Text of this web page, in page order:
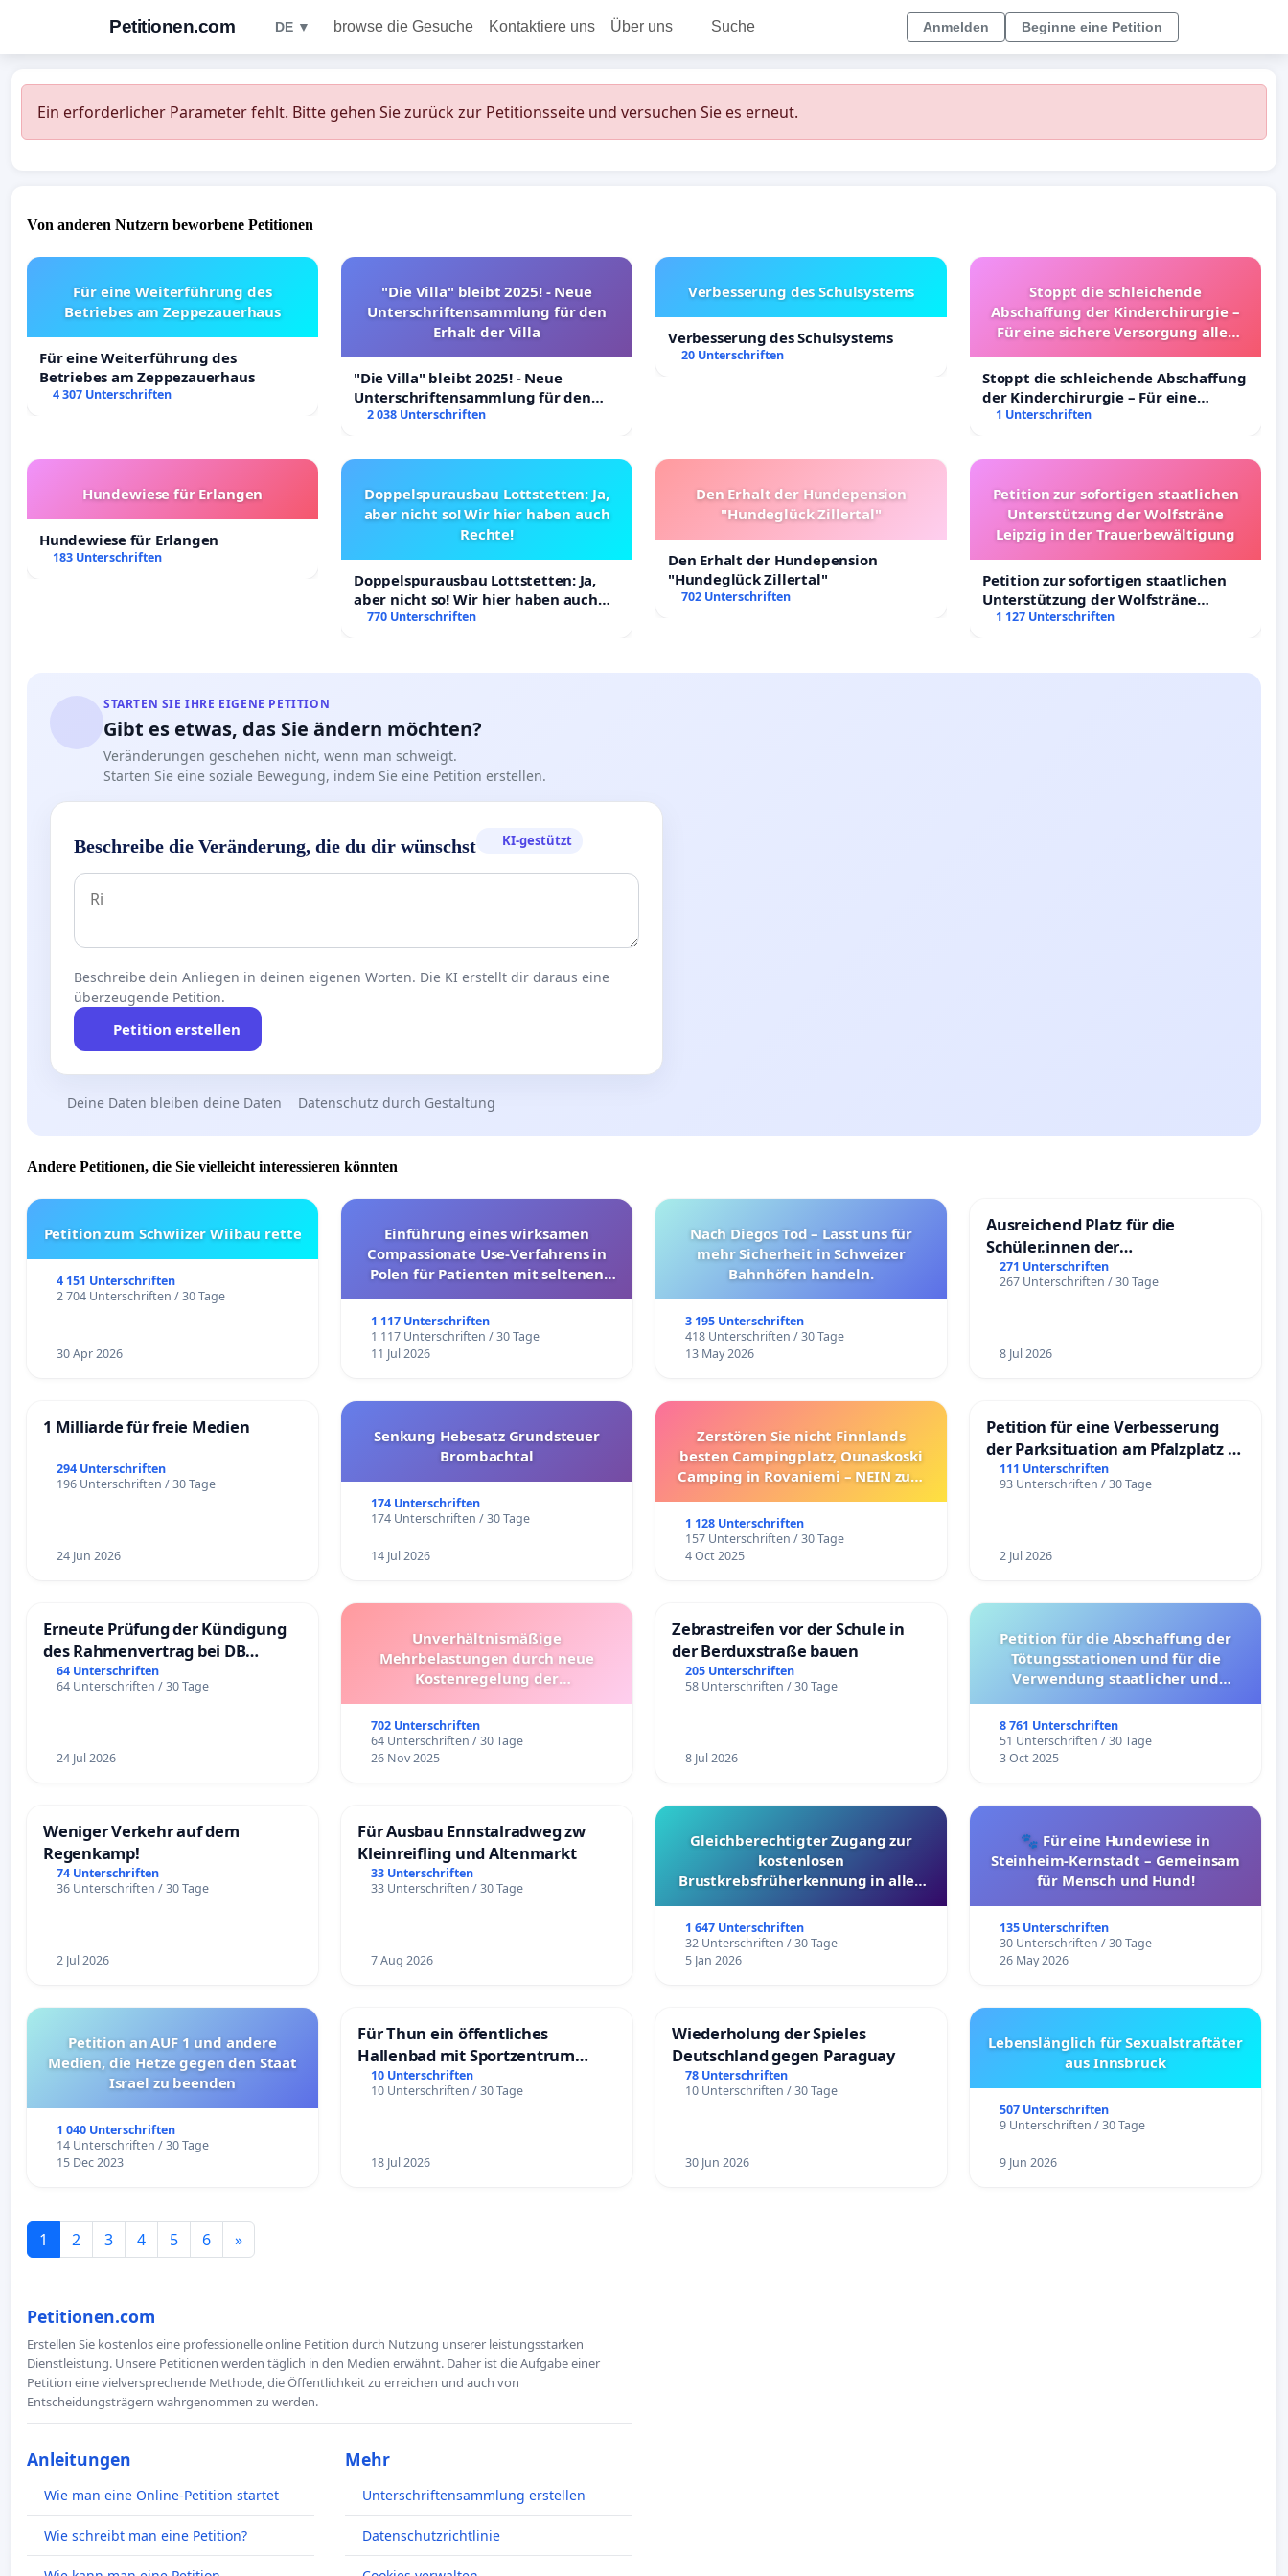
Petitionen.com DE ▼ browse die Gesuche Kontaktiere uns Über uns Suche Anmelden Beginne eine Petition
Ein erforderlicher Parameter fehlt. Bitte gehen Sie zurück zur Petitionsseite und versuchen Sie es erneut.
Von anderen Nutzern beworbene Petitionen
Für eine Weiterführung des
Betriebes am Zeppezauerhaus
Für eine Weiterführung des
Betriebes am Zeppezauerhaus
4 307 Unterschriften
"Die Villa" bleibt 2025! - Neue
Unterschriftensammlung für den
Erhalt der Villa
"Die Villa" bleibt 2025! - Neue
Unterschriftensammlung für den
Erhalt der Villa
2 038 Unterschriften
Verbesserung des Schulsystems
Verbesserung des Schulsystems
20 Unterschriften
Stoppt die schleichende
Abschaffung der Kinderchirurgie –
Für eine sichere Versorgung aller
Stoppt die schleichende Abschaffung
der Kinderchirurgie – Für eine
sichere Versorgung aller Kinder in
1 Unterschriften
Hundewiese für Erlangen
Hundewiese für Erlangen
183 Unterschriften
Doppelspurausbau Lottstetten: Ja,
aber nicht so! Wir hier haben auch
Rechte!
Doppelspurausbau Lottstetten: Ja,
aber nicht so! Wir hier haben auch
Rechte!
770 Unterschriften
Den Erhalt der Hundepension
"Hundeglück Zillertal"
Den Erhalt der Hundepension
"Hundeglück Zillertal"
702 Unterschriften
Petition zur sofortigen staatlichen
Unterstützung der Wolfsträne
Leipzig in der Trauerbewältigung
Petition zur sofortigen staatlichen
Unterstützung der Wolfsträne
Leipzig in der Trauerbewältigung
1 127 Unterschriften
STARTEN SIE IHRE EIGENE PETITION
Gibt es etwas, das Sie ändern möchten?
Veränderungen geschehen nicht, wenn man schweigt.
Starten Sie eine soziale Bewegung, indem Sie eine Petition erstellen.
Beschreibe die Veränderung, die du dir wünschst KI-gestützt
Beschreibe dein Anliegen in deinen eigenen Worten. Die KI erstellt dir daraus eine
überzeugende Petition.
Petition erstellen
Deine Daten bleiben deine Daten Datenschutz durch Gestaltung
Andere Petitionen, die Sie vielleicht interessieren könnten
Petition zum Schwiizer Wiibau rette
4 151 Unterschriften
2 704 Unterschriften / 30 Tage
30 Apr 2026
Einführung eines wirksamen
Compassionate Use-Verfahrens in
Polen für Patienten mit seltenen
1 117 Unterschriften
1 117 Unterschriften / 30 Tage
11 Jul 2026
Nach Diegos Tod – Lasst uns für
mehr Sicherheit in Schweizer
Bahnhöfen handeln.
3 195 Unterschriften
418 Unterschriften / 30 Tage
13 May 2026
Ausreichend Platz für die
Schüler.innen der
Schönbergschule
271 Unterschriften
267 Unterschriften / 30 Tage
8 Jul 2026
1 Milliarde für freie Medien
294 Unterschriften
196 Unterschriften / 30 Tage
24 Jun 2026
Senkung Hebesatz Grundsteuer
Brombachtal
174 Unterschriften
174 Unterschriften / 30 Tage
14 Jul 2026
Zerstören Sie nicht Finnlands
besten Campingplatz, Ounaskoski
Camping in Rovaniemi – NEIN zum
1 128 Unterschriften
157 Unterschriften / 30 Tage
4 Oct 2025
Petition für eine Verbesserung
der Parksituation am Pfalzplatz in
Mannheim
111 Unterschriften
93 Unterschriften / 30 Tage
2 Jul 2026
Erneute Prüfung der Kündigung
des Rahmenvertrag bei DB
Fahrwegdienste Gmbh
64 Unterschriften
64 Unterschriften / 30 Tage
24 Jul 2026
Unverhältnismäßige
Mehrbelastungen durch neue
Kostenregelung der
Überprüfung und Alternativen
702 Unterschriften
64 Unterschriften / 30 Tage
26 Nov 2025
Zebrastreifen vor der Schule in
der Berduxstraße bauen
205 Unterschriften
58 Unterschriften / 30 Tage
8 Jul 2026
Petition für die Abschaffung der
Tötungsstationen und für die
Verwendung staatlicher und
8 761 Unterschriften
51 Unterschriften / 30 Tage
3 Oct 2025
Weniger Verkehr auf dem
Regenkamp!
74 Unterschriften
36 Unterschriften / 30 Tage
2 Jul 2026
Für Ausbau Ennstalradweg zw
Kleinreifling und Altenmarkt
33 Unterschriften
33 Unterschriften / 30 Tage
7 Aug 2026
Gleichberechtigter Zugang zur
kostenlosen
Brustkrebsfrüherkennung in allen
1 647 Unterschriften
32 Unterschriften / 30 Tage
5 Jan 2026
🐾 Für eine Hundewiese in
Steinheim-Kernstadt – Gemeinsam
für Mensch und Hund!
135 Unterschriften
30 Unterschriften / 30 Tage
26 May 2026
Petition an AUF 1 und andere
Medien, die Hetze gegen den Staat
Israel zu beenden
1 040 Unterschriften
14 Unterschriften / 30 Tage
15 Dec 2023
Für Thun ein öffentliches
Hallenbad mit Sportzentrum
schaffen
10 Unterschriften
10 Unterschriften / 30 Tage
18 Jul 2026
Wiederholung der Spieles
Deutschland gegen Paraguay
78 Unterschriften
10 Unterschriften / 30 Tage
30 Jun 2026
Lebenslänglich für Sexualstraftäter
aus Innsbruck
507 Unterschriften
9 Unterschriften / 30 Tage
9 Jun 2026
1 2 3 4 5 6 »
Petitionen.com
Erstellen Sie kostenlos eine professionelle online Petition durch Nutzung unserer leistungsstarken
Dienstleistung. Unsere Petitionen werden täglich in den Medien erwähnt. Daher ist die Aufgabe einer
Petition eine vielversprechende Methode, die Öffentlichkeit zu erreichen und auch von
Entscheidungsträgern wahrgenommen zu werden.
Anleitungen
Wie man eine Online-Petition startet
Wie schreibt man eine Petition?
Mehr
Unterschriftensammlung erstellen
Datenschutzrichtlinie